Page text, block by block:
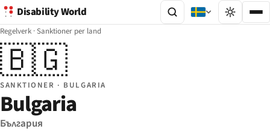
Disability World
Regelverk ·Sanktioner per land
🇧🇬
SANKTIONER · BULGARIA
Bulgaria
България